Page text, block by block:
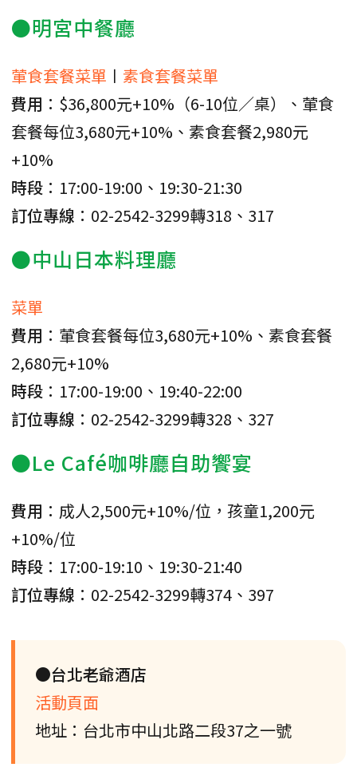
●明宮中餐廳
葷食套餐菜單 〡 素食套餐菜單
費用 ：$36,800元+10%（6-10位／桌）、葷食
套餐每位3,680元+10%、素食套餐2,980元
+10%
時段 ：17:00-19:00、19:30-21:30
訂位專線 ：02-2542-3299轉318、317
●中山日本料理廳
菜單
費用 ：葷食套餐每位3,680元+10%、素食套餐
2,680元+10%
時段 ：17:00-19:00、19:40-22:00
訂位專線 ：02-2542-3299轉328、327
●Le Café咖啡廳自助饗宴
費用 ：成人2,500元+10%/位，孩童1,200元
+10%/位
時段 ：17:00-19:10、19:30-21:40
訂位專線 ：02-2542-3299轉374、397
●台北老爺酒店
活動頁面
地址：台北市中山北路二段37之一號